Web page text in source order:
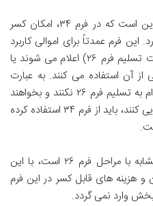
تفاوت اصلی فرم ۳۴ با فرم ۲۶ در این است که در فرم ۳۴، امکان کسر
فرم عمدتاً برای اموالی کاربرد
دارد که پس از مهلت یک ساله (مهلت تسلیم فرم ۲۶) اعلام می شوند یا
از آن استفاده می کنند. به عبارت
دیگر، اگر ورثه در مهلت یک ساله اقدام به تسلیم فرم ۲۶ نکنند و بخواهند
پس از این مهلت اقدام به انتقال دارایی کنند، باید از فرم ۳۴ استفاده کرده
مراحل تکمیل فرم ۳۴ در سامانه، مشابه با مراحل فرم ۲۶ است، با این
هزینه های قابل کسر در این فرم
وارد نمی گردد.